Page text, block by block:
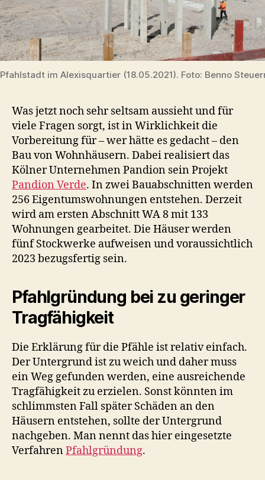
Pfahlstadt im Alexisquartier (18.05.2021). Foto: Benno
Was jetzt noch sehr seltsam aussieht und für
viele Fragen sorgt, ist in Wirklichkeit die
Vorbereitung für – wer hätte es gedacht – den
Bau von Wohnhäusern. Dabei realisiert das
Kölner Unternehmen Pandion sein Projekt
Pandion Verde. In zwei Bauabschnitten werden
256 Eigentumswohnungen entstehen. Derzeit
wird am ersten Abschnitt WA 8 mit 133
Wohnungen gearbeitet. Die Häuser werden
fünf Stockwerke aufweisen und voraussichtlich
2023 bezugsfertig sein.
Pfahlgründung bei zu geringer
Tragfähigkeit
Die Erklärung für die Pfähle ist relativ einfach.
Der Untergrund ist zu weich und daher muss
ein Weg gefunden werden, eine ausreichende
Tragfähigkeit zu erzielen. Sonst könnten im
schlimmsten Fall später Schäden an den
Häusern entstehen, sollte der Untergrund
nachgeben. Man nennt das hier eingesetzte
VerfahrenPfahlgründung.